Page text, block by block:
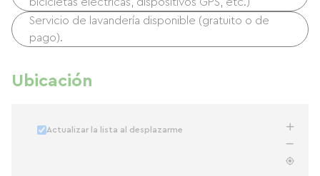
Servicio de lavandería disponible (gratuito o de
pago).
Ubicación
Actualizar la lista al desplazarme